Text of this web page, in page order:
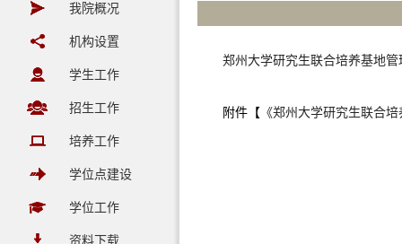
我院概况
机构设置
学生工作
招生工作
培养工作
学位点建设
学位工作
资料下载
郑州大学研究生联合培养基地管
附件【 《郑州大学研究生联合